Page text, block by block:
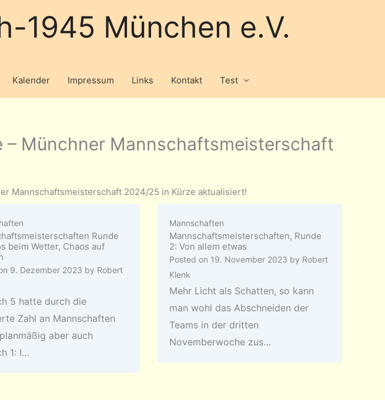
1945 München e.V.
Kalender Impressum Links Kontakt Test
– Münchner Mannschaftsmeisterschaft
Mannschaftsmeisterschaft 2024/25 in Kürze aktualisiert!
Runde
beim Wetter, Chaos auf
9. Dezember 2023 by Robert
5 hatte durch die
Zahl an Mannschaften
aber auch
1: I…
Mannschaften
Mannschaftsmeisterschaften, Runde
2: Von allem etwas
Posted on 19. November 2023 by Robert
Klenk
Mehr Licht als Schatten, so kann
man wohl das Abschneiden der
Teams in der dritten
Novemberwoche zus…